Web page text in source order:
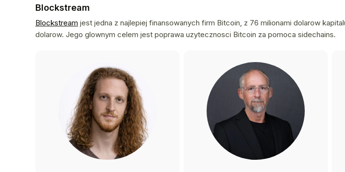
Blockstream
Blockstream jest jedna z najlepiej finansowanych firm Bitcoin, z 76 milionami dolarow
dolarow. Jego glownym celem jest poprawa uzytecznosci Bitcoin za pomoca sidechains.